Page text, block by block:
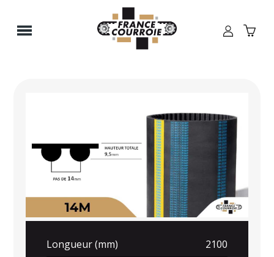
Longueur (mm) 2100
Panneau de gestion des cookies